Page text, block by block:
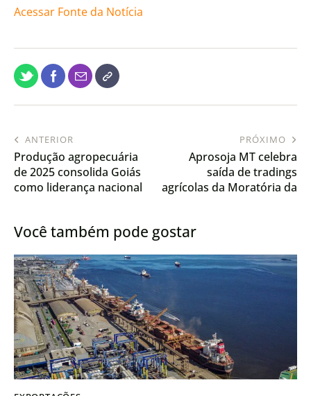
Acessar Fonte da Notícia
ANTERIOR
Produção agropecuária
de 2025 consolida Goiás
como liderança nacional
PRÓXIMO
Aprosoja MT celebra
saída de tradings
agrícolas da Moratória da
Você também pode gostar